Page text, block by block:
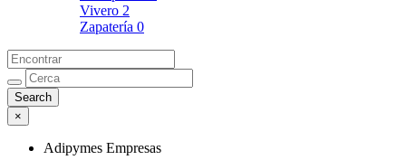
Vivero 2
Zapatería 0
×
Adipymes Empresas